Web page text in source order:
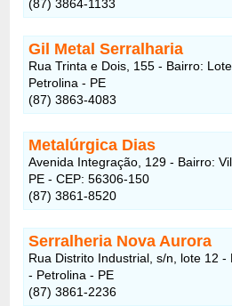
(87) 3864-1133
Gil Metal Serralharia
Rua Trinta e Dois, 155 - Bairro:
Petrolina - PE
(87) 3863-4083
Metalúrgica Dias
Avenida Integração, 129 - Bairro:
PE - CEP: 56306-150
(87) 3861-8520
Serralheria Nova Aurora
Rua Distrito Industrial, s/n, lote 12
- Petrolina - PE
(87) 3861-2236